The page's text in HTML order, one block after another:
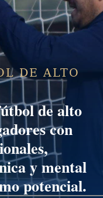
DE ALTO
de alto
con
y mental
potencial.